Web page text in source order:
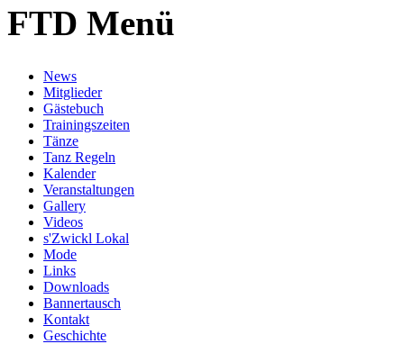
FTD Menü
News
Mitglieder
Gästebuch
Trainingszeiten
Tänze
Tanz Regeln
Kalender
Veranstaltungen
Gallery
Videos
s'Zwickl Lokal
Mode
Links
Downloads
Bannertausch
Kontakt
Geschichte